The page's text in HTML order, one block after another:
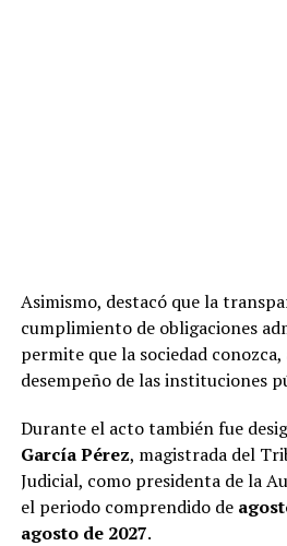
Asimismo, destacó que la
cumplimiento de obligaciones
permite que la sociedad
desempeño de las instituciones
Durante el acto también fue
García Pérez, magistrada del
Judicial, como presidenta de la
el periodo comprendido de
agosto de 2027.